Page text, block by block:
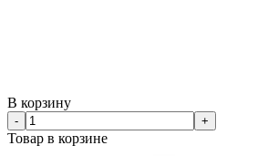
В корзину
- +
Товар в корзине